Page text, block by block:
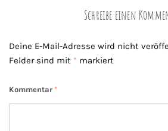
Schreibe einen
Deine E-Mail-Adresse wird nicht
Felder sind mit * markiert
Kommentar *